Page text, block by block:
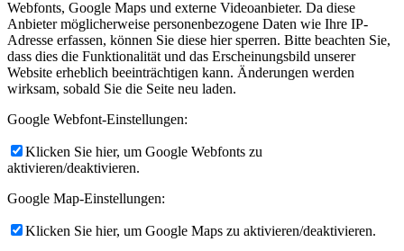
Webfonts, Google Maps und externe Videoanbieter. Da diese
Anbieter möglicherweise personenbezogene Daten wie Ihre IP-
Adresse erfassen, können Sie diese hier sperren. Bitte beachten Sie,
dass dies die Funktionalität und das Erscheinungsbild unserer
Website erheblich beeinträchtigen kann. Änderungen werden
wirksam, sobald Sie die Seite neu laden.
Google Webfont-Einstellungen:
Klicken Sie hier, um Google Webfonts zu
aktivieren/deaktivieren.
Google Map-Einstellungen:
Klicken Sie hier, um Google Maps zu aktivieren/deaktivieren.